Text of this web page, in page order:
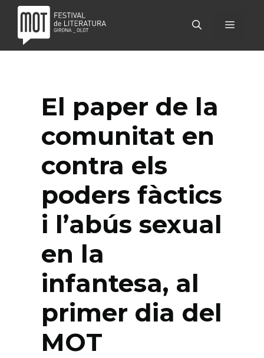
contingut
MENÚ
El paper de la
comunitat en
contra els
poders fàctics
i l’abús sexual
en la
infantesa, al
primer dia del
MOT